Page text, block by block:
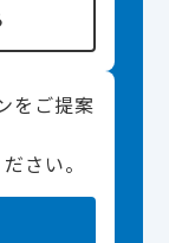
をご提案
さい。